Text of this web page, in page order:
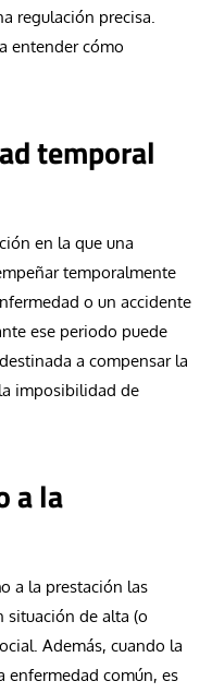
regulación precisa.
entender cómo
temporal
en la que una
temporalmente
o un accidente
ese periodo puede
a compensar la
imposibilidad de
a la
a la prestación las
situación de alta (o
Además, cuando la
enfermedad común, es